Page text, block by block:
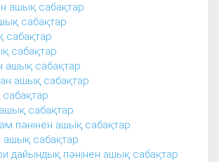
ашық сабақтар
сабақтар
сабақтар
сабақтар
ашық сабақтар
ашық сабақтар
сабақтар
пәнінен ашық сабақтар
ашық сабақтар
дайындық пәнінен ашық сабақтар